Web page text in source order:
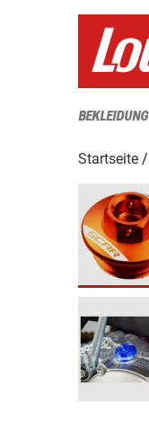
Startseite